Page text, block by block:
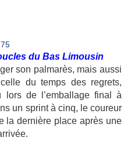
du Bas Limousin
son palmarès, mais aussi
du temps des regrets,
de l’emballage final à
un sprint à cinq, le coureur
la dernière place après une